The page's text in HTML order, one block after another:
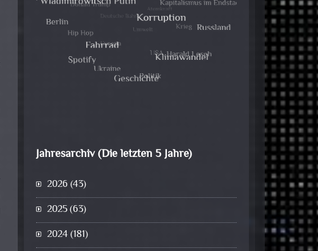
Jahresarchiv (Die letzten 5 Jahre)
2026 (43)
2025(63)
2024(181)